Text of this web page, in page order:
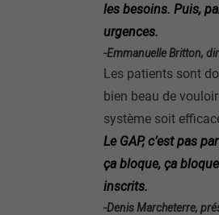
les besoins. Puis,
urgences.
-Emmanuelle Britton,
Les patients sont
bien beau de
système soit
Le GAP, c’est pas
ça bloque, ça
inscrits.
-Denis Marcheterre,